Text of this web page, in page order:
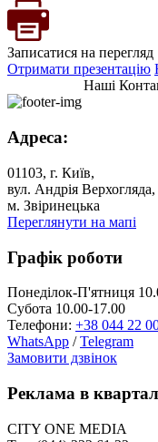
Записатися на перегляд
Отримати презентацію
Наші
Адреса:
01103, г. Київ,
вул. Андрія
м. Звіринецька
Переглянути на мапі
Графік роботи
Понеділок-П'ятниця
Субота 10.00-17.00
Телефони: +38 044 22
WhatsApp /Telegram
Замовити дзвінок
Реклама в
CITY ONE MEDIA